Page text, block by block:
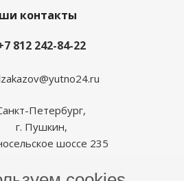
контакты
812 242-84-22
Петербург,
г. Пушкин,
шоссе 235